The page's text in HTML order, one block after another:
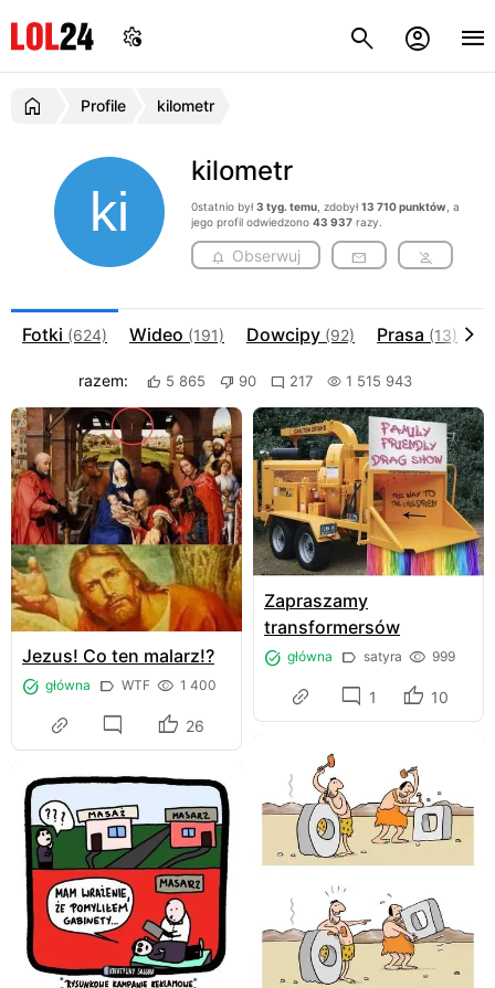
Profile kilometr
kilometr
0statnio był3 tyg. temu, zdobył13 710 punktów , a
jego profil odwiedzono 43 937razy.
Obserwuj
Fotki (624) Wideo (191) Dowcipy (92) Prasa (13)
razem: 5 865 90 217 1 515 943
Jezus! Co ten malarz!?
główna WTF 1 400
26
Zapraszamy
transformersów
główna satyra 999
1 10